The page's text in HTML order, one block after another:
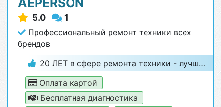
AEPERSON
5.0 1
Профессиональный ремонт техники всех
брендов
20 ЛЕТ в сфере ремонта техники - лучший гарант качества
Оплата картой
Бесплатная диагностика